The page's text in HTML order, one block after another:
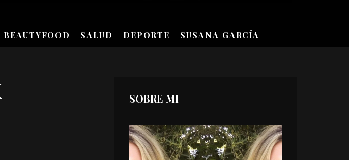
BEAUTYFOOD SALUD DEPORTE SUSANA GARCÍA
SOBRE MI